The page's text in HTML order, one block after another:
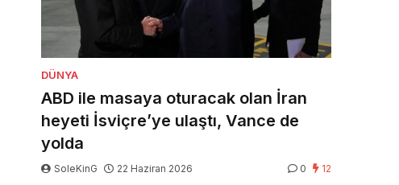
DÜNYA
ABD ile masaya oturacak olan İran
heyeti İsviçre’ye ulaştı, Vance de
yolda
SoleKinG 22 Haziran 2026 0 12